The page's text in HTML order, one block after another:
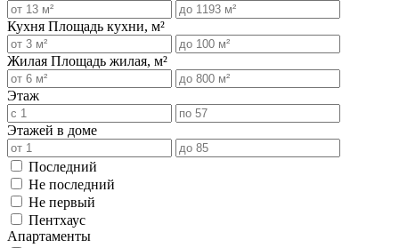
Кухня Площадь кухни, м²
Жилая Площадь жилая, м²
Этаж
Этажей в доме
Последний
Не последний
Не первый
Пентхаус
Апартаменты